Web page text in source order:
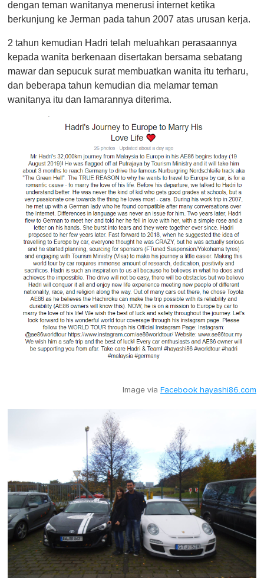
dengan teman wanitanya menerusi internet ketika
berkunjung ke Jerman pada tahun 2007 atas urusan kerja.
2 tahun kemudian Hadri telah meluahkan perasaannya
kepada wanita berkenaan disertakan bersama sebatang
mawar dan sepucuk surat membuatkan wanita itu terharu,
dan beberapa tahun kemudian dia melamar teman
wanitanya itu dan lamarannya diterima.
Image via Facebook hayashi86.com